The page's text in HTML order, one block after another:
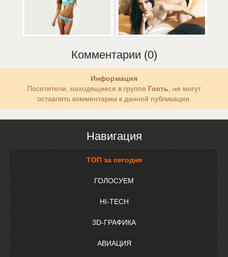
Комментарии (0)
Информация
Посетители, находящиеся в группе Гость , не могут
оставлять комментарии к данной публикации.
Навигация
ТОП за сегодня
ГОЛОСУЕМ
HI-TECH
3D-ГРАФИКА
АВИАЦИЯ